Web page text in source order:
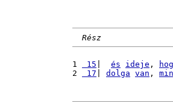
Rész
1 15 és ideje ,
2
17 dolga van ,